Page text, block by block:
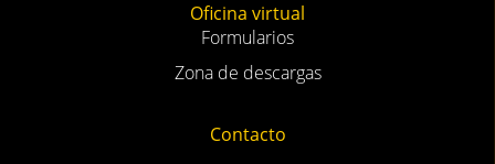
Oficina virtual
Formularios
Zona de descargas
Contacto